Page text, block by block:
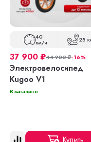
40
км/ч 25
37 900 ₽44 900₽-16%
Электровелосипед
Kugoo V1
В магазине
Купить